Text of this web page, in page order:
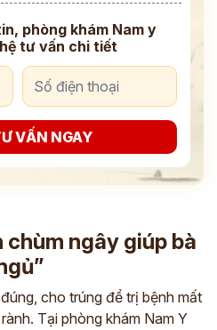
phòng khám Nam y
tư vấn chi tiết
VẤN NGAY
chùm ngây giúp bà
cho trúng để trị bệnh mất
Tại phòng khám Nam Y